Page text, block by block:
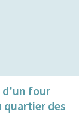
d'un four
quartier des